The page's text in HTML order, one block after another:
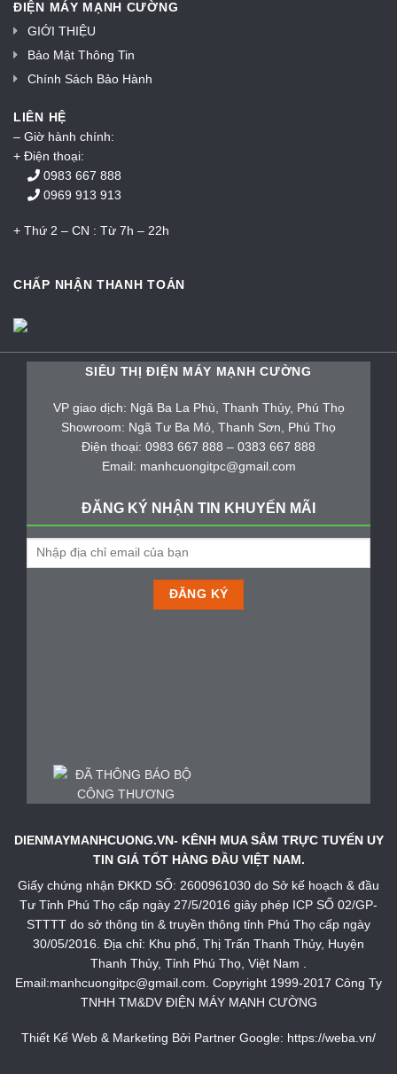
ĐIỆN MÁY MẠNH CƯỜNG
GIỚI THIỆU
Bảo Mật Thông Tin
Chính Sách Bảo Hành
LIÊN HỆ
– Giờ hành chính:
+ Điện thoại:
0983 667 888
0969 913 913
+ Thứ 2 – CN : Từ 7h – 22h
CHẤP NHẬN THANH TOÁN
SIÊU THỊ ĐIỆN MÁY MẠNH CƯỜNG
VP giao dịch: Ngã Ba La Phù, Thanh Thủy, Phú Thọ
Showroom: Ngã Tư Ba Mỏ, Thanh Sơn, Phú Thọ
Điện thoại: 0983 667 888 – 0383 667 888
Email: manhcuongitpc@gmail.com
ĐĂNG KÝ NHẬN TIN KHUYẾN MÃI
DIENMAYMANHCUONG.VN- KÊNH MUA SẮM TRỰC TUYẾN UY
TIN GIÁ TỐT HÀNG ĐẦU VIỆT NAM.
Giấy chứng nhận ĐKKD SỐ: 2600961030 do Sở kế hoạch & đầu
Tư Tỉnh Phú Thọ cấp ngày 27/5/2016 giây phép ICP SỐ 02/GP-
STTTT do sở thông tin & truyền thông tỉnh Phú Thọ cấp ngày
30/05/2016. Địa chỉ: Khu phố, Thị Trấn Thanh Thủy, Huyện
Thanh Thủy, Tỉnh Phú Thọ, Việt Nam .
Email:manhcuongitpc@gmail.com. Copyright 1999-2017 Công Ty
TNHH TM&DV ĐIỆN MÁY MẠNH CƯỜNG
Thiết Kế Web & Marketing Bởi Partner Google: https://weba.vn/